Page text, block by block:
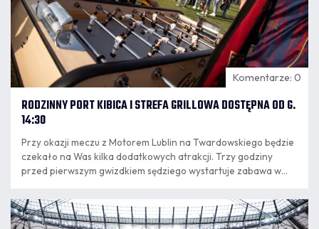
Komentarze: 0
RODZINNY PORT KIBICA I STREFA GRILLOWA DOSTĘPNA OD G.
14:30
Przy okazji meczu z Motorem Lublin na Twardowskiego będzie
czekało na Was kilka dodatkowych atrakcji. Trzy godziny
przed pierwszym gwizdkiem sędziego wystartuje zabawa w
06.08
18:10